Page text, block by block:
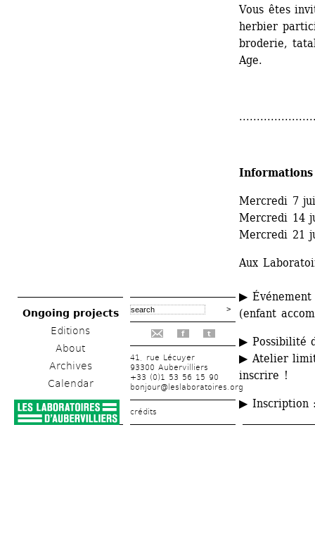
Ongoing projects
Editions
About
Archives
Calendar
f t
41, rue Lécuyer
93300 Aubervilliers
+33 (0)1 53 56 15 90
bonjour@leslaboratoires.org
crédits
Vous êtes
herbier
broderie,
Age.
Mercredi 7
Mercredi 14
Mercredi 21
Aux
▶
(enfant
▶ Possibilité
▶ Atelier
inscrire !
▶